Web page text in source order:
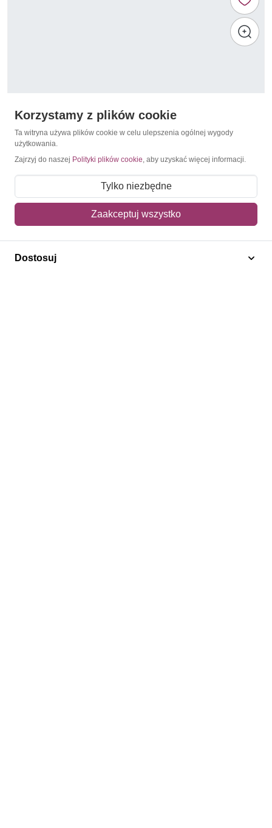
Liberia 1961 Mi 564-565 Czyste **
3,00 zł
Dodaj do koszyka
Korzystamy z plików cookie
Ta witryna używa plików cookie w celu ulepszenia ogólnej wygody
użytkowania.
Zajrzyj do naszej Polityki plików cookie, aby uzyskać więcej informacji.
Tylko niezbędne
Zaakceptuj wszystko
Dostosuj